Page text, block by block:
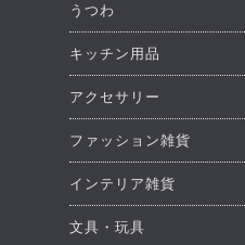
うつわ
キッチン用品
アクセサリー
ファッション雑貨
インテリア雑貨
文具・玩具